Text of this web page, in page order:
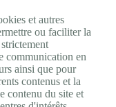
et autres
ou faciliter la
communication en
ainsi que pour
contenus et la
contenu du site et